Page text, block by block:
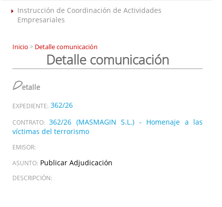
Instrucción de Coordinación de Actividades
Empresariales
Inicio > Detalle comunicación
Detalle comunicación
Detalle
EXPEDIENTE: 362/26
CONTRATO:362/26 (MASMAGIN S.L.) - Homenaje a las
víctimas del terrorismo
EMISOR:
ASUNTO: Publicar Adjudicación
DESCRIPCIÓN: